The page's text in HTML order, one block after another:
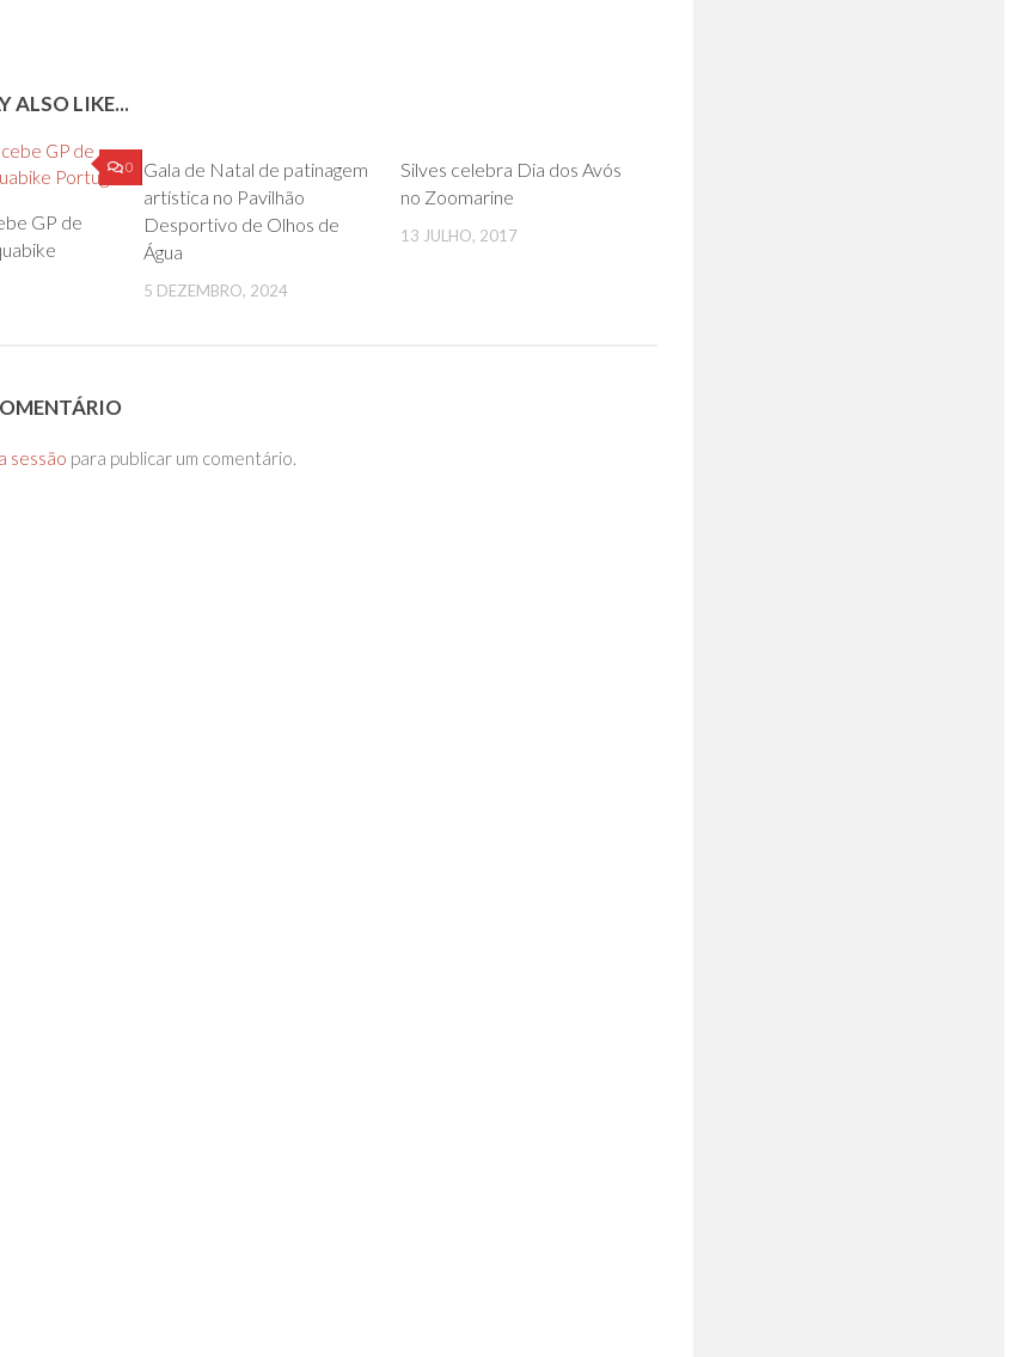
ALSO LIKE...
0
GP de
Gala de Natal de patinagem
artística no Pavilhão
Desportivo de Olhos de
Água
5 DEZEMBRO, 2024
Silves celebra Dia dos Avós
no Zoomarine
13 JULHO, 2017
sessão para publicar um comentário.